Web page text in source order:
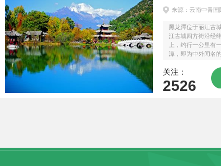
来源：云南中青
黑龙潭位于丽江古
江古城四方街沿经
上，约行一公里有
潭，即为中外闻名
方米潭面。四周山
关注：
2526